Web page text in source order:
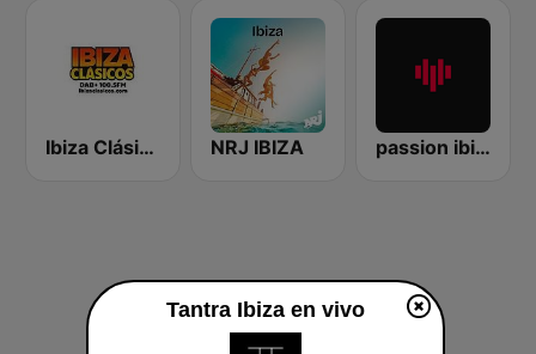
Ibiza Clásicos NRJ IBIZA passion ibiza radio
Tantra Ibiza en vivo